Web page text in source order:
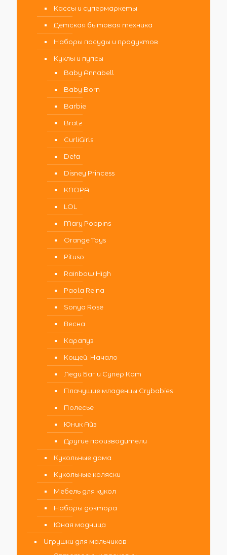
Кассы и супермаркеты
Детская бытовая техника
Наборы посуды и продуктов
Куклы и пупсы
Baby Annabell
Baby Born
Barbie
Bratz
CurliGirls
Defa
Disney Princess
KNOPA
LOL
Mary Poppins
Orange Toys
Pituso
Rainbow High
Paola Reina
Sonya Rose
Весна
Карапуз
Кощей. Начало
Леди Баг и Супер Кот
Плачущие младенцы Crybabies
Полесье
Юник Айз
Другие производители
Кукольные дома
Кукольные коляски
Мебель для кукол
Наборы доктора
Юная модница
Игрушки для мальчиков